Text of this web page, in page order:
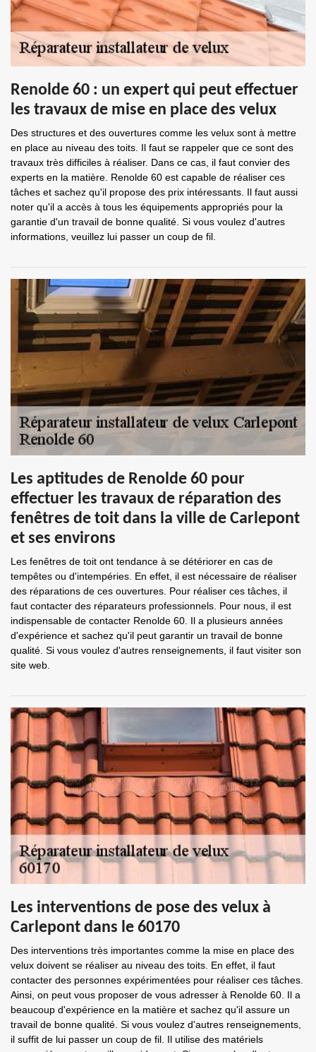
Renolde 60 : un expert qui peut effectuer
les travaux de mise en place des velux
Des structures et des ouvertures comme les velux sont à mettre
en place au niveau des toits. Il faut se rappeler que ce sont des
travaux très difficiles à réaliser. Dans ce cas, il faut convier des
experts en la matière. Renolde 60 est capable de réaliser ces
tâches et sachez qu'il propose des prix intéressants. Il faut aussi
noter qu'il a accès à tous les équipements appropriés pour la
garantie d'un travail de bonne qualité. Si vous voulez d'autres
informations, veuillez lui passer un coup de fil.
Les aptitudes de Renolde 60 pour
effectuer les travaux de réparation des
fenêtres de toit dans la ville de Carlepont
et ses environs
Les fenêtres de toit ont tendance à se détériorer en cas de
tempêtes ou d'intempéries. En effet, il est nécessaire de réaliser
des réparations de ces ouvertures. Pour réaliser ces tâches, il
faut contacter des réparateurs professionnels. Pour nous, il est
indispensable de contacter Renolde 60. Il a plusieurs années
d'expérience et sachez qu'il peut garantir un travail de bonne
qualité. Si vous voulez d'autres renseignements, il faut visiter son
site web.
Les interventions de pose des velux à
Carlepont dans le 60170
Des interventions très importantes comme la mise en place des
velux doivent se réaliser au niveau des toits. En effet, il faut
contacter des personnes expérimentées pour réaliser ces tâches.
Ainsi, on peut vous proposer de vous adresser à Renolde 60. Il a
beaucoup d'expérience en la matière et sachez qu'il assure un
travail de bonne qualité. Si vous voulez d'autres renseignements,
il suffit de lui passer un coup de fil. Il utilise des matériels